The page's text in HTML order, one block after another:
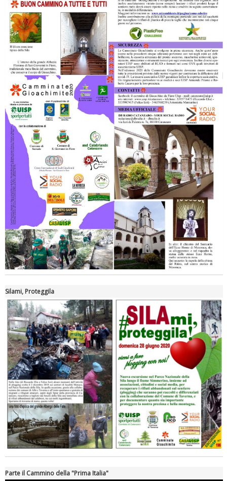
Ddl Lobby, Uisp: “Il Parlamento valorizzi le nostre specificità"
La formazione Uisp rallenta ma prosegue anche in estate
Tiziano Pesce nel Cda di Fondazione Terzjus: prima riunione a
Roma
Silami, Proteggila
Parte il Cammino della "Prima Italia"